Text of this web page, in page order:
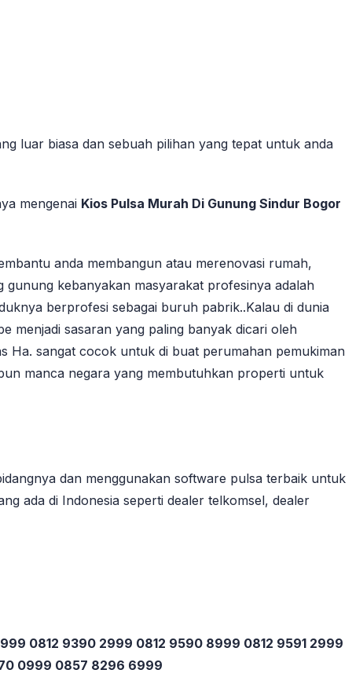
luar biasa dan sebuah pilihan yang tepat untuk anda
mengenai Kios Pulsa Murah Di Gunung Sindur Bogor
anda membangun atau merenovasi rumah,
kebanyakan masyarakat profesinya adalah
berprofesi sebagai buruh pabrik..Kalau di dunia
menjadi sasaran yang paling banyak dicari oleh
Ha. sangat cocok untuk di buat perumahan pemukiman
manca negara yang membutuhkan properti untuk
dan menggunakan software pulsa terbaik untuk
ada di Indonesia seperti dealer telkomsel, dealer
0812 9390 2999 0812 9590 8999 0812 9591 2999
0999 0857 8296 6999